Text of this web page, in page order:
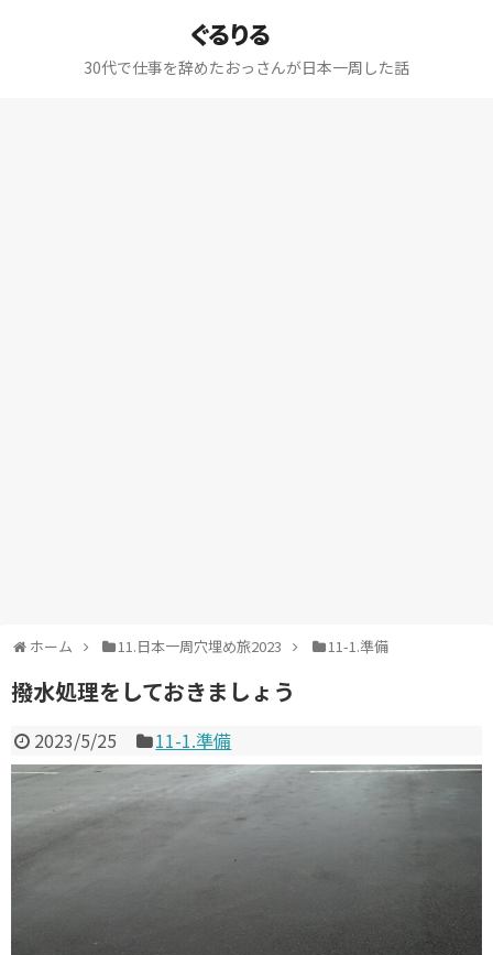
ぐるりる
30代で仕事を辞めたおっさんが日本一周した話
ホーム 11.日本一周穴埋め旅2023 11-1.準備
撥水処理をしておきましょう
2023/5/25 11-1.準備